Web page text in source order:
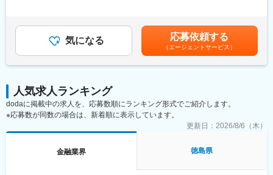
■魅力
◎安心の入社後フォロー：入社半年間は人事・営業教育・配属先
による3方向の研修体制
◎挑戦を後押しする社風：年次に関係なく意見を発信できる風土
文化が根付いており、「健康経営優良法人」「えるぼし」「くる
みん」などの認定を取得
◎休暇制度：有給休暇とは別に、年5日間連続のリフレッシュ休暇
◎福利厚生：会社都合の転勤時は住宅補助や引越費用あり。遠隔
地勤務手当や、一定以上の役職で勤務エリアを選択できる制度あ
メント化
・業務フローや運用ルールの設計・改善推進
・業務設計や役割分担、メンバーの育成・評価時の情報整理を含
■扱うサービス
資産運用プラットフォーム「FOLIO」を中心とした証券業務全般
を担当し、最先端のプロダクト運営に関わります。
■組織構成
る増員・体制強化を見込んでいます。
残業手当＞有＜給与補足＞スキル・経験・能力に応じて決定しま
す賃金はあくまでも目安の金額であり、選考を通じて上下する可
能性があります。月給(月額)は固定手当を含めた表記です。
気になる 応募依頼する
（エージェントサービス）
人気求人ランキング
dodaに掲載中の求人を、応募数順にランキング形式でご紹介します。
※応募数が同数の場合は、新着順に表示しています。
更新日： 2026/8/6（木）
金融業界 徳島県